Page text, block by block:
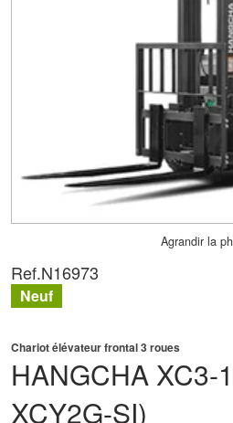
Agrandir la
HANGCHA XC3-
XCY2G-SI)
Chariot élévateur frontal 3 roues
Ref.N16973
Neuf